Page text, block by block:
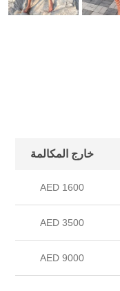
خارج المكالمة
1600 AED
3500 AED
9000 AED